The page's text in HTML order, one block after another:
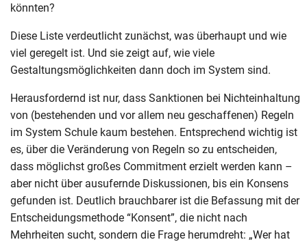
könnten?
Diese Liste verdeutlicht zunächst, was überhaupt und wie
viel geregelt ist. Und sie zeigt auf, wie viele
Gestaltungsmöglichkeiten dann doch im System sind.
Herausfordernd ist nur, dass Sanktionen bei Nichteinhaltung
von (bestehenden und vor allem neu geschaffenen) Regeln
im System Schule kaum bestehen. Entsprechend wichtig ist
es, über die Veränderung von Regeln so zu entscheiden,
dass möglichst großes Commitment erzielt werden kann –
aber nicht über ausufernde Diskussionen, bis ein Konsens
gefunden ist. Deutlich brauchbarer ist die Befassung mit der
Entscheidungsmethode “Konsent”, die nicht nach
Mehrheiten sucht, sondern die Frage herumdreht: „Wer hat